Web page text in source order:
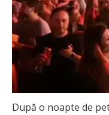
După o noapte de